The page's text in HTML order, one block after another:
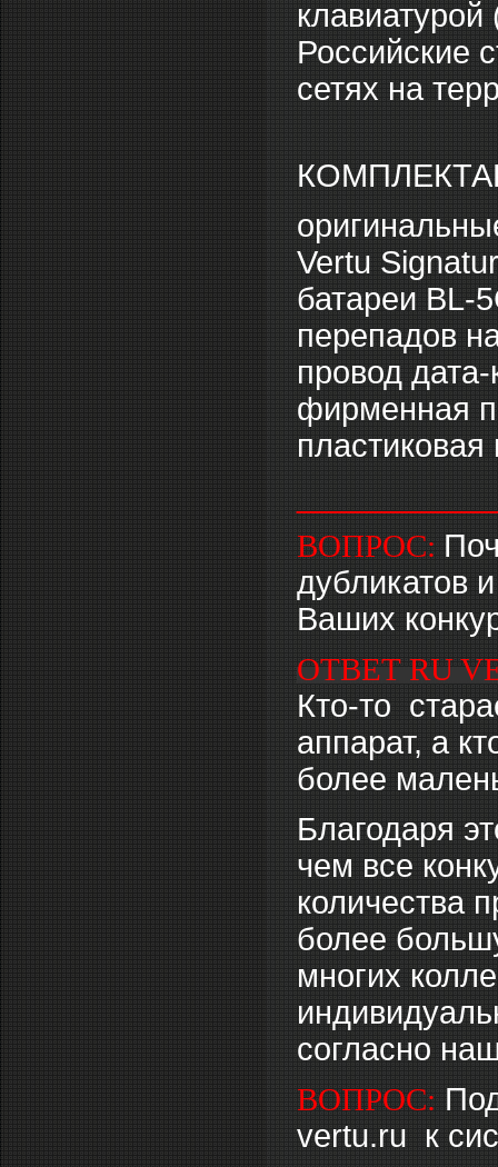
Российские
сетях на
Vertu
батареи BL-
перепадов
провод
фирменная
ВОПРОС:
дубликатов
Ваших
ОТВЕТ RU
Кто-то
аппарат, а
более
Благодаря
чем все
количества
более
многих
согласно
ВОПРОС:
vertu.ru к